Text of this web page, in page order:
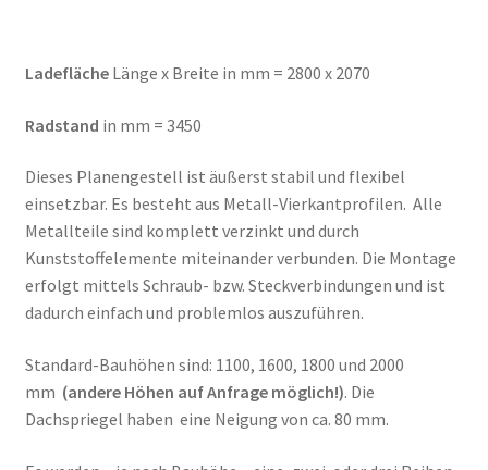
LadeflächeLänge x Breite in mm = 2800 x 2070
Radstand in mm = 3450
Dieses Planengestell ist äußerst stabil und flexibel
einsetzbar. Es besteht aus Metall-Vierkantprofilen. Alle
Metallteile sind komplett verzinkt und durch
Kunststoffelemente miteinander verbunden. Die Montage
erfolgt mittels Schraub- bzw. Steckverbindungen und ist
dadurch einfach und problemlos auszuführen.
Standard-Bauhöhen sind: 1100, 1600, 1800 und 2000
mm (andere Höhen auf Anfrage möglich!). Die
Dachspriegel haben eine Neigung von ca. 80 mm.